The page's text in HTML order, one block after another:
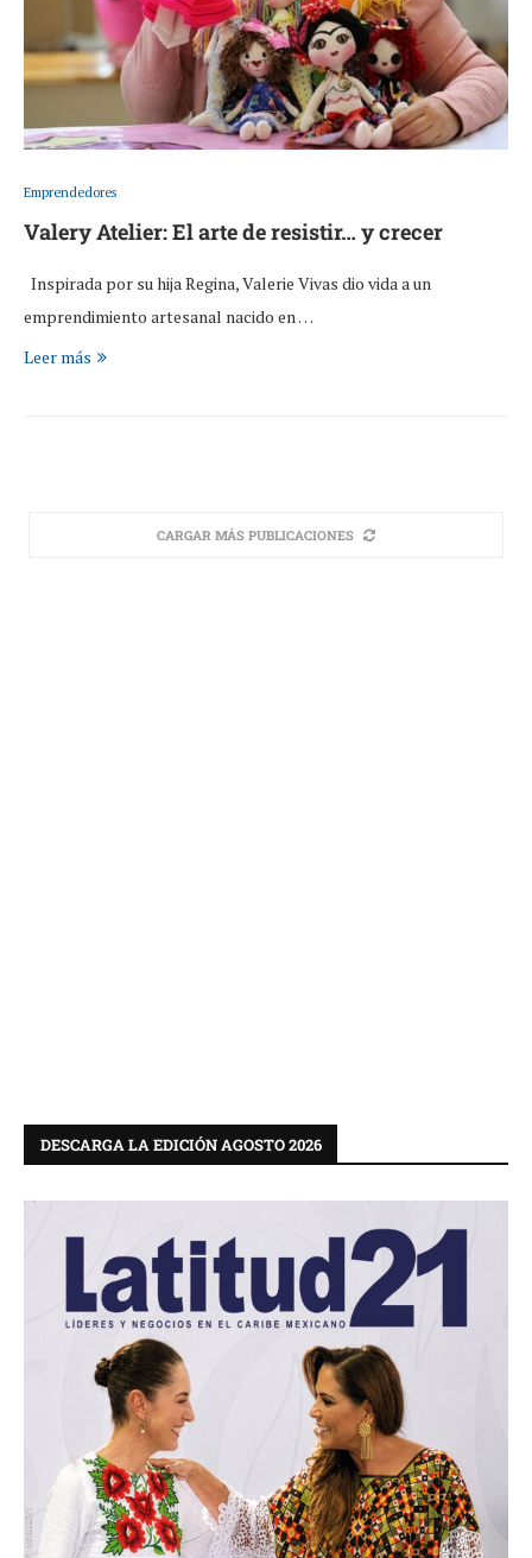
Emprendedores
Valery Atelier: El arte de resistir… y crecer
Inspirada por su hija Regina, Valerie Vivas dio vida a un
emprendimiento artesanal nacido en …
Leer más
CARGAR MÁS PUBLICACIONES
DESCARGA LA EDICIÓN AGOSTO 2026